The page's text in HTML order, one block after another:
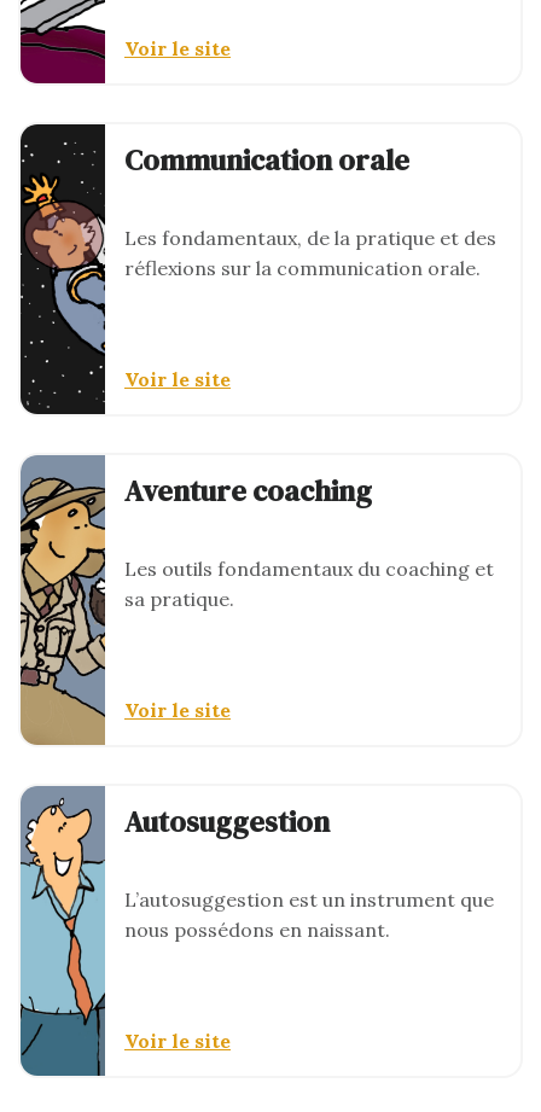
Voir le site
Communication orale
Les fondamentaux, de la pratique et des
réflexions sur la communication orale.
Voir le site
Aventure coaching
Les outils fondamentaux du coaching et
sa pratique.
Voir le site
Autosuggestion
L’autosuggestion est un instrument que
nous possédons en naissant.
Voir le site